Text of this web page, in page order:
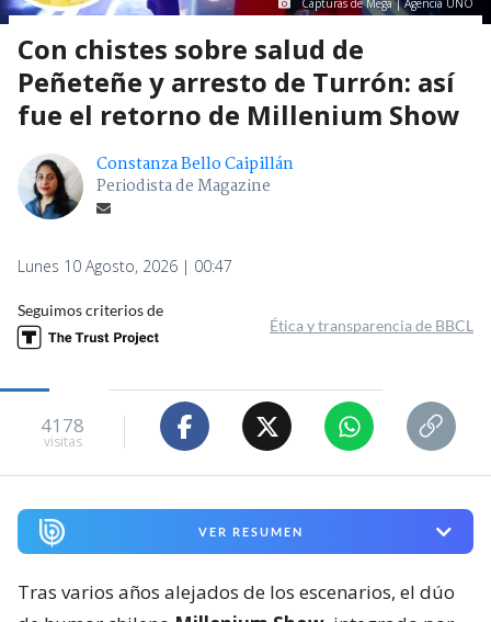
Capturas de Mega | Agencia UNO
Con chistes sobre salud de
Peñeteñe y arresto de Turrón: así
fue el retorno de Millenium Show
Constanza Bello Caipillán
Periodista de Magazine
Lunes 10 Agosto, 2026 | 00:47
Seguimos criterios de
Ética y transparencia de BBCL
4178
visitas
VER RESUMEN
Tras varios años alejados de los escenarios, el dúo